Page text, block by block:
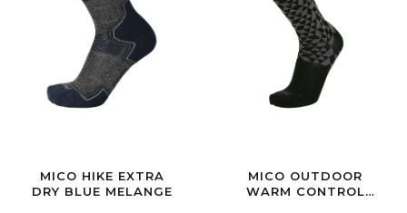
MICO HIKE EXTRA
DRY BLUE MELANGE
MICO OUTDOOR
WARM CONTROL